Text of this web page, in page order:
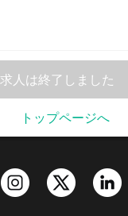
求人は終了しました
トップページへ